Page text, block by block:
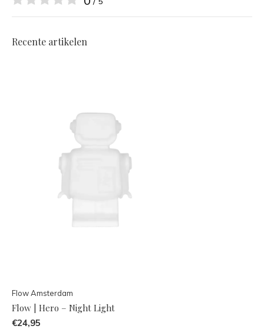
Recente artikelen
Flow Amsterdam
Flow | Hero – Night Light
€24,95